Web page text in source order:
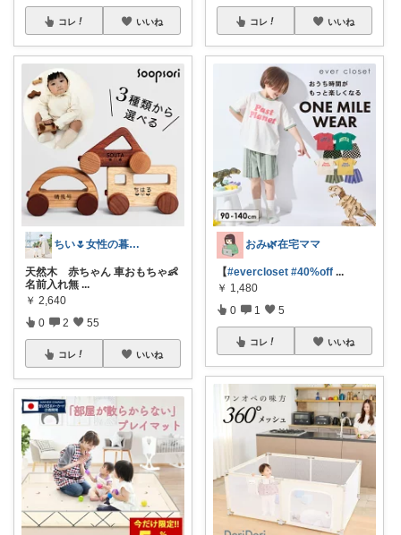
コレ いいね
ちい🌷女性の暮らしを素敵に🪴
天然木 赤ちゃん 車おもちゃ👶
名前入れ無 ...
￥ 2,640
0 2 55
コレ いいね
コレ いいね
おみ🌿在宅ママ
【#evercloset #40%off ...
￥ 1,480
0 1 5
コレ いいね